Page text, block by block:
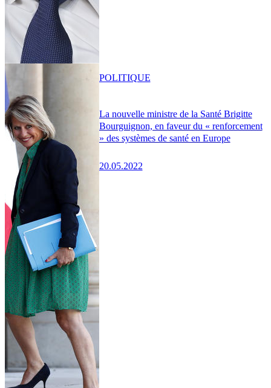
La nouvelle ministre de la Santé Brigitte
Bourguignon, en faveur du « renforcement
» des systèmes de santé en Europe
20.05.2022
POLITIQUE